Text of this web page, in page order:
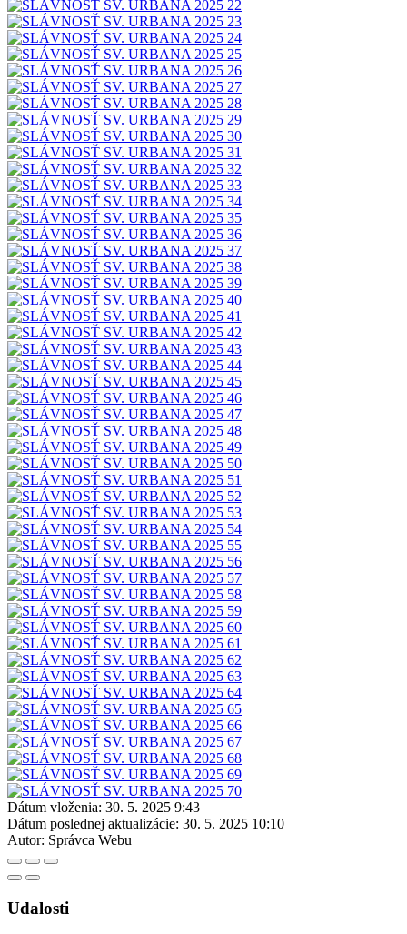
Dátum vloženia: 30. 5. 2025 9:43
Dátum poslednej aktualizácie: 30. 5. 2025 10:10
Autor: Správca Webu
Udalosti